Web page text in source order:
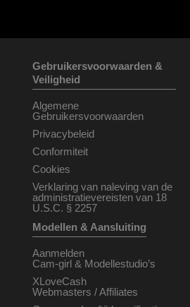
Gebruikersvoorwaarden &
Veiligheid
Algemene
Gebruikersvoorwaarden
Privacybeleid
Conformiteit
Cookies
Verklaring van naleving van de
administratievereisten van 18
U.S.C. § 2257
Modellen & Aansluiting
Aanmelden
Cam-girl & Modellestudio’s
XLoveCash
Webmasters / Affiliates